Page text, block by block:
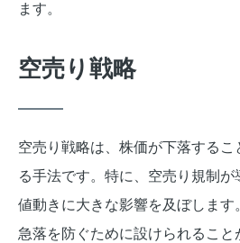
ます。
空売り戦略
空売り戦略は、株価が下落する
る手法です。特に、空売り規制
値動きに大きな影響を及ぼしま
急落を防ぐために設けられるこ